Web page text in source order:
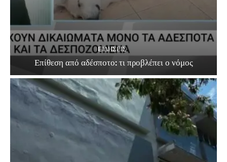
EΙΔΗΣΕΙΣ
Επίθεση από αδέσποτο: τι προβλέπει ο νόμος